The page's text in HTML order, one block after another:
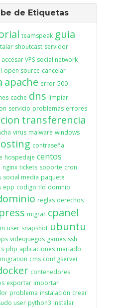
de Etiquetas
teamspeak guia
shoutcast servidor
accesar VPS social network
open source cancelar
apache error 500
cache dns limpiar
servicio problemas errores
transferencia
virus malware windows
contraseña
hospedaje centos
nginx tickets soporte cron
social media paquete
epp codigo tld domnio
reglas derechos
migrar cpanel
user snapshot ubuntu
videojuegos games ssh
php aplicaciones mariadb
migration cms configserver
contenedores
exportar importar
problema instalación crear
user python3 instalar